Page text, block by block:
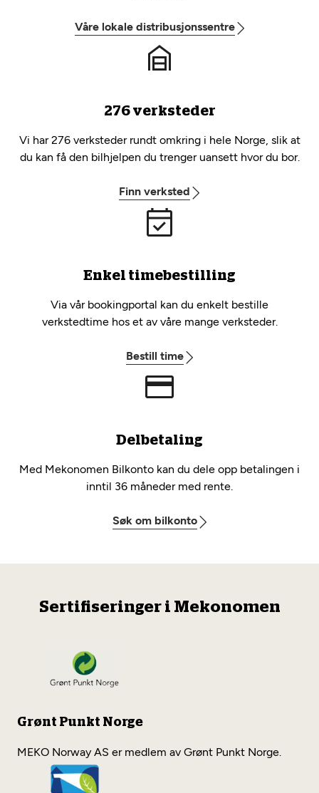
Våre lokale distribusjonssentre
276 verksteder
Vi har 276 verksteder rundt omkring i hele Norge, slik at
du kan få den bilhjelpen du trenger uansett hvor du bor.
Finn verksted
Enkel timebestilling
Via vår bookingportal kan du enkelt bestille
verkstedtime hos et av våre mange verksteder.
Bestill time
Delbetaling
Med Mekonomen Bilkonto kan du dele opp betalingen i
inntil 36 måneder med rente.
Søk om bilkonto
Sertifiseringer i Mekonomen
Grønt Punkt Norge
MEKO Norway AS er medlem av Grønt Punkt Norge.